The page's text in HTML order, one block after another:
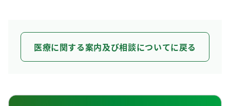
医療に関する案内及び相談についてに戻る